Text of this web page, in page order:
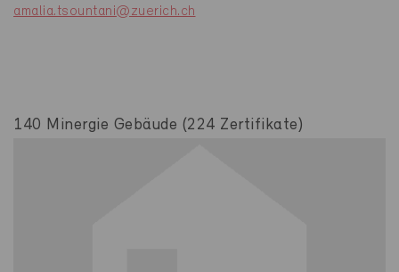
amalia.tsountani@zuerich.ch
140 Minergie Gebäude (224 Zertifikate)